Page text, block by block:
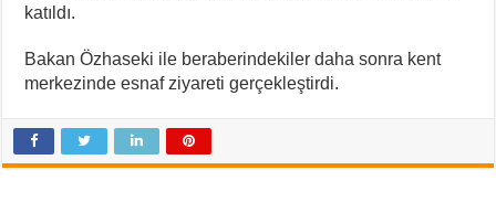
katıldı.
Bakan Özhaseki ile beraberindekiler daha sonra kent
merkezinde esnaf ziyareti gerçekleştirdi.